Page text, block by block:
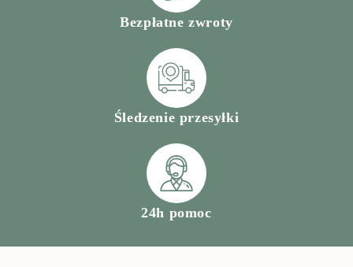
Bezpłatne zwroty
Śledzenie przesyłki
24h pomoc